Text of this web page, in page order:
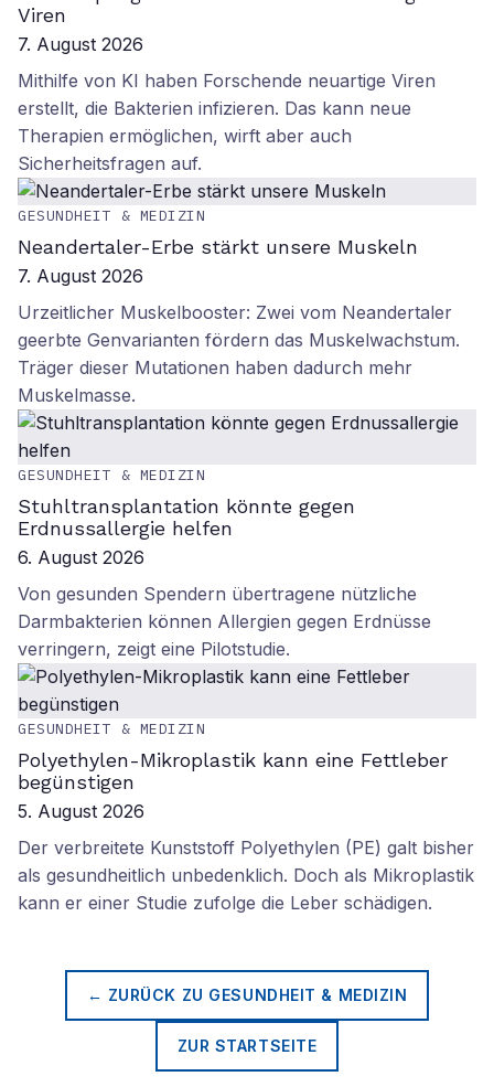
Viren
7. August 2026
Mithilfe von KI haben Forschende neuartige Viren
erstellt, die Bakterien infizieren. Das kann neue
Therapien ermöglichen, wirft aber auch
Sicherheitsfragen auf.
GESUNDHEIT & MEDIZIN
Neandertaler-Erbe stärkt unsere Muskeln
7. August 2026
Urzeitlicher Muskelbooster: Zwei vom Neandertaler
geerbte Genvarianten fördern das Muskelwachstum.
Träger dieser Mutationen haben dadurch mehr
Muskelmasse.
GESUNDHEIT & MEDIZIN
Stuhltransplantation könnte gegen
Erdnussallergie helfen
6. August 2026
Von gesunden Spendern übertragene nützliche
Darmbakterien können Allergien gegen Erdnüsse
verringern, zeigt eine Pilotstudie.
GESUNDHEIT & MEDIZIN
Polyethylen-Mikroplastik kann eine Fettleber
begünstigen
5. August 2026
Der verbreitete Kunststoff Polyethylen (PE) galt bisher
als gesundheitlich unbedenklich. Doch als Mikroplastik
kann er einer Studie zufolge die Leber schädigen.
← ZURÜCK ZU GESUNDHEIT & MEDIZIN
ZUR STARTSEITE